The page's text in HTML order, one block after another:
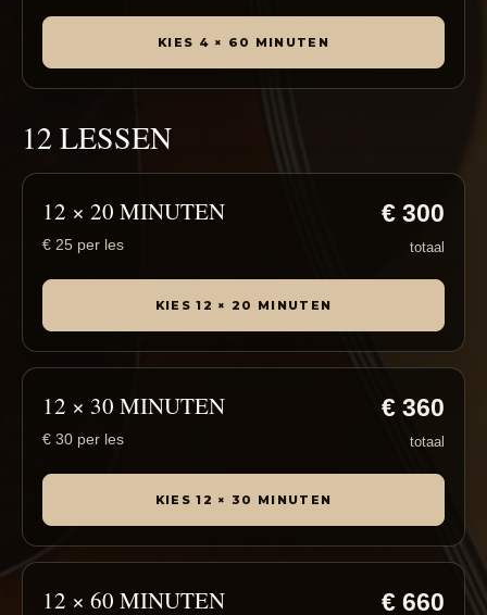
KIES 4 × 60 MINUTEN
12 LESSEN
12 × 20 MINUTEN
€ 25 per les
€ 300
totaal
KIES 12 × 20 MINUTEN
12 × 30 MINUTEN
€ 30 per les
€ 360
totaal
KIES 12 × 30 MINUTEN
12 × 60 MINUTEN € 660